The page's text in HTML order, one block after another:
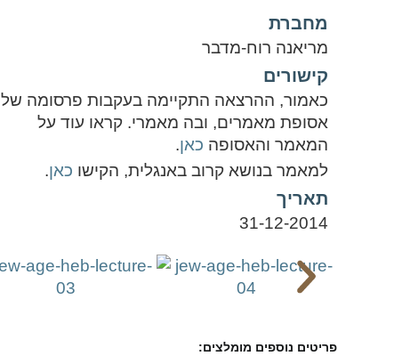
מחברת
מריאנה רוח-מדבר
קישורים
כאמור, ההרצאה התקיימה בעקבות פרסומה של
אסופת מאמרים, ובה מאמרי. קראו עוד על
המאמר והאסופה כאן.
למאמר בנושא קרוב באנגלית, הקישו כאן.
תאריך
31-12-2014
פריטים נוספים מומלצים: